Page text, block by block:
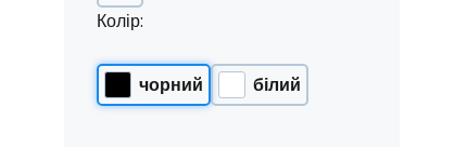
Колір:
чорний білий